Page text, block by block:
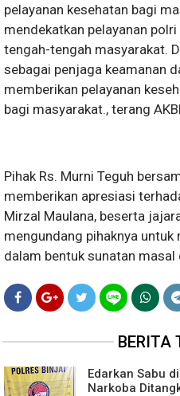
pelayanan kesehatan bagi
mendekatkan pelayanan
tengah-tengah masyarakat.
sebagai penjaga keamanan
memberikan pelayanan
bagi masyarakat., terang
Pihak Rs. Murni Teguh
memberikan apresiasi
Mirzal Maulana, beserta
mengundang pihaknya
dalam bentuk sunatan masal
BERITA
Edarkan Sabu
Narkoba